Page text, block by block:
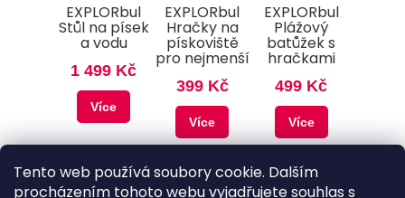
Tento web používá soubory cookie. Dalším
procházením tohoto webu vyjadřujete souhlas s
EXPLORbul
Stůl na písek
a vodu
1 499 Kč
Více
EXPLORbul
Hračky na
pískoviště
pro nejmenší
399 Kč
Více
EXPLORbul
Plážový
batůžek s
hračkami
499 Kč
Více